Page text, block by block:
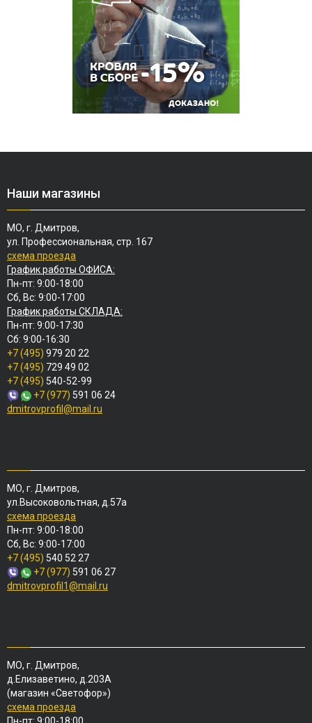
Наши магазины
МО, г. Дмитров,
ул. Профессиональная, стр. 167
схема проезда
График работы ОФИСА:
Пн-пт: 9:00-18:00
Сб, Вс: 9:00-17:00
График работы СКЛАДА:
Пн-пт: 9:00-17:30
Сб: 9:00-16:30
+7 (495) 979 20 22
+7 (495) 729 49 02
+7 (495) 540-52-99
+7 (977) 591 06 24
dmitrovprofil@mail.ru
МО, г. Дмитров,
ул.Высоковольтная, д.57а
схема проезда
Пн-пт: 9:00-18:00
Сб, Вс: 9:00-17:00
+7 (495) 540 52 27
+7 (977) 591 06 27
dmitrovprofil1@mail.ru
МО, г. Дмитров,
д.Елизаветино, д.203А
(магазин «Светофор»)
схема проезда